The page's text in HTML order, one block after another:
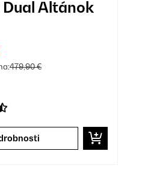
Altánok
479,90 €